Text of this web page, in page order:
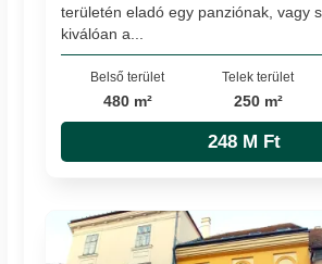
területén eladó egy panziónak, vagy
kiválóan a...
Belső terület
480 m²
Telek terület
250 m²
248 M Ft